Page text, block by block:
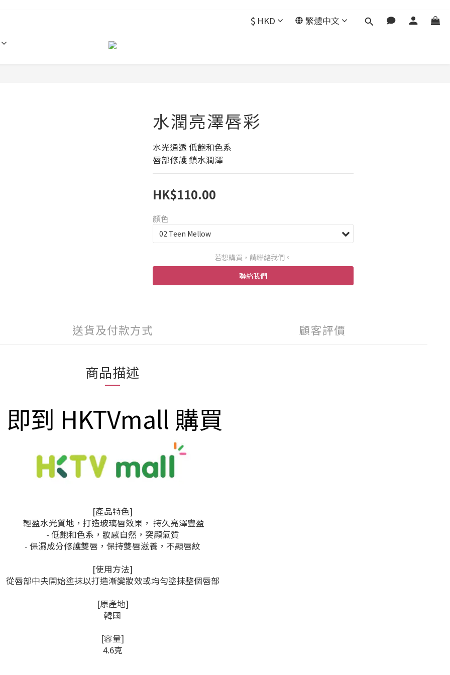
$ HKD 繁體中文
水潤亮澤唇彩
水光通透 低飽和色系
唇部修護 鎖水潤澤
HK$110.00
顏色
若想購買，請聯絡我們。
聯絡我們
送貨及付款方式 顧客評價
商品描述
即到 HKTVmall 購買
[產品特色]
輕盈水光質地，打造玻璃唇效果， 持久亮澤豐盈
- 低飽和色系，妝感自然，突顯氣質
- 保濕成分修護雙唇，保持雙唇滋養，不顯唇紋
[使用方法]
從唇部中央開始塗抹以打造漸變妝效或均勻塗抹整個唇部
[原產地]
韓國
[容量]
4.6克